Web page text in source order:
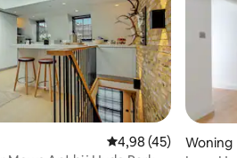
Gemiddelde
4,98 (45)
Woning